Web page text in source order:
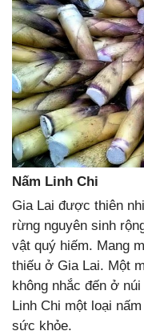
Nấm Linh Chi
Gia Lai được thiên
rừng nguyên sinh
vật quý hiếm. Mang
thiếu ở Gia Lai. Một
không nhắc đến ở
Linh Chi một loại
sức khỏe.